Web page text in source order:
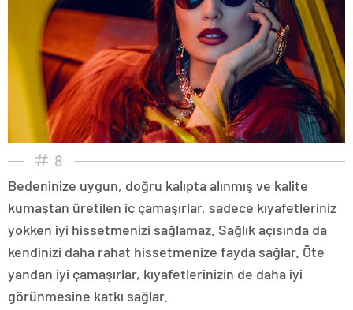
8
Bedeninize uygun, doğru kalıpta alınmış ve kalite
kumaştan üretilen iç çamaşırlar, sadece kıyafetleriniz
yokken iyi hissetmenizi sağlamaz. Sağlık açısında da
kendinizi daha rahat hissetmenize fayda sağlar. Öte
yandan iyi çamaşırlar, kıyafetlerinizin de daha iyi
görünmesine katkı sağlar.